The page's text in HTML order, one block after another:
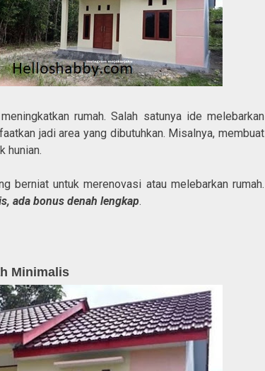
rumah. Salah satunya ide melebarkan
jadi area yang dibutuhkan. Misalnya, membuat
hunian.
berniat untuk merenovasi atau melebarkan rumah.
ada bonus denah lengkap.
Minimalis